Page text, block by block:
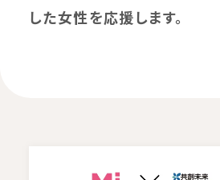
した女性を応援します。